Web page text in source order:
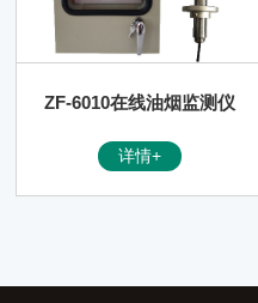
ZF-6010在线油烟监测仪
详情+